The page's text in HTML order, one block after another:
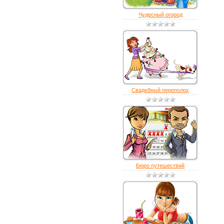
Чудесный огород
Свадебный переполох
Бюро путешествий